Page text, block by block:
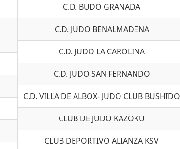
C.D. BUDO GRANADA
C.D. JUDO BENALMADENA
C.D. JUDO LA CAROLINA
C.D. JUDO SAN FERNANDO
C.D. VILLA DE ALBOX- JUDO CLUB BUSHIDO
CLUB DE JUDO KAZOKU
CLUB DEPORTIVO ALIANZA KSV